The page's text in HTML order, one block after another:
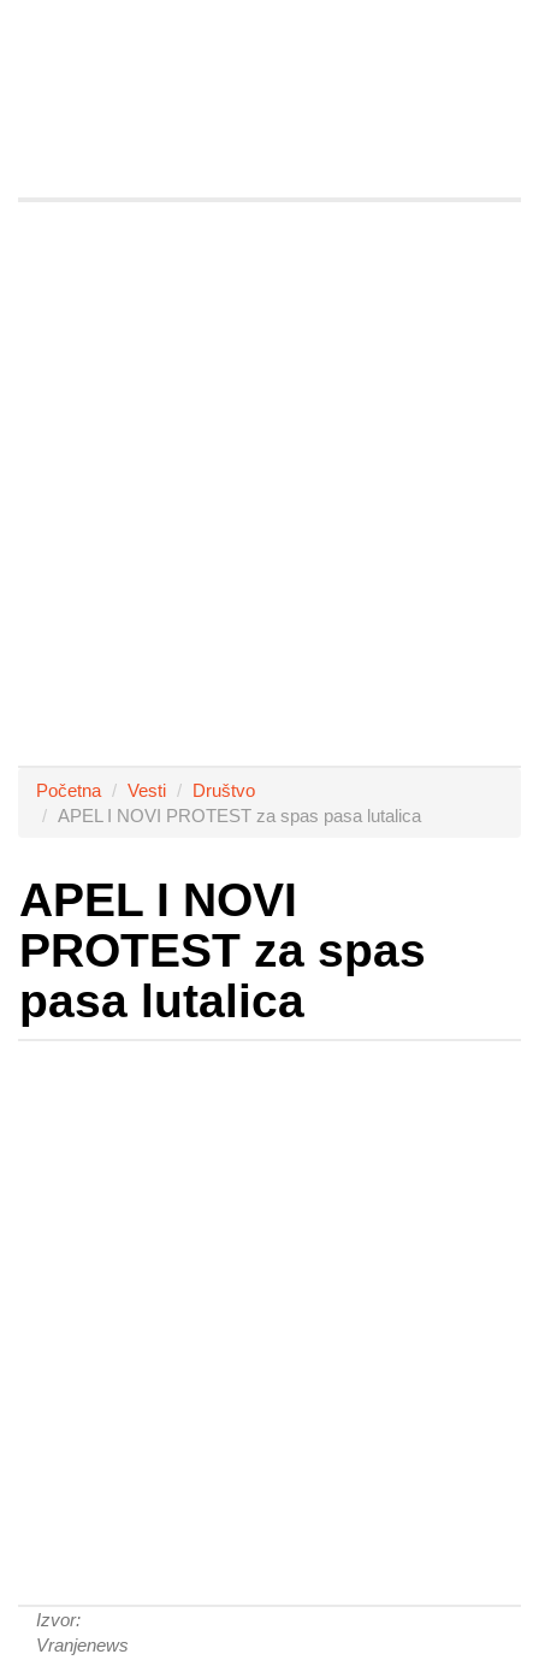
Početna Vesti
Društvo
APEL I NOVI PROTEST za spas pasa lutalica
APEL I NOVI
PROTEST za spas
pasa lutalica
Izvor:
Vranjenews